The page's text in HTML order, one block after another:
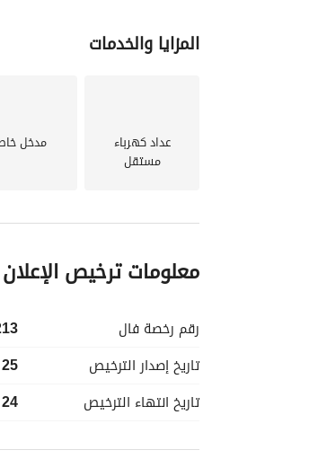
المزايا والخدمات
عداد كهرباء
مستقل
مدخل
معلومات ترخيص الإعلان
رقم رخصة فال
تاريخ إصدار الترخيص
25 مايو 2025
تاريخ انتهاء الترخيص 24 مايو 2026